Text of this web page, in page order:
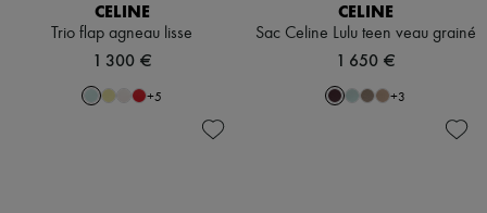
CELINE
Trio flap agneau lisse
1 300 €
+5
CELINE
Sac Celine Lulu teen veau grainé
1 650 €
+3